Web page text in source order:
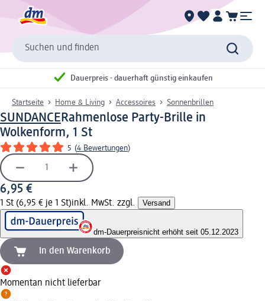
Suchen und finden
Dauerpreis - dauerhaft günstig einkaufen
Startseite Home & Living Accessoires Sonnenbrillen
SUNDANCERahmenlose Party-Brille in
Wolkenform, 1 St
5 (4 Bewertungen)
6,95 €
1 St (6,95 € je 1 St)inkl. MwSt. zzgl. Versand
dm-Dauerpreisnicht erhöht seit 05.12.2023
In den Warenkorb
Momentan nicht lieferbar